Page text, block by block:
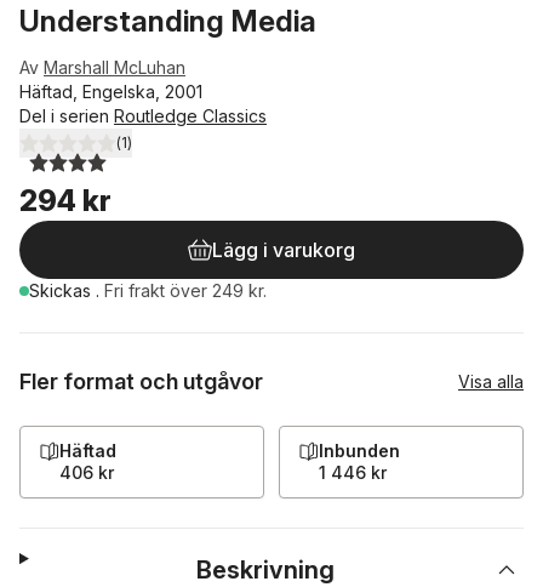
Understanding Media
Av Marshall McLuhan
Häftad, Engelska, 2001
Del i serien Routledge Classics
4,0utav 5 stjärnor. Totalt antal röster:
(1)
294 kr
Lägg i varukorg
Skickas . Fri frakt över 249 kr.
Fler format och utgåvor Visa alla
Häftad
406 kr
Inbunden
1 446 kr
Beskrivning